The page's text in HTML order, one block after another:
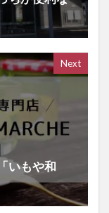
Next
いもや和